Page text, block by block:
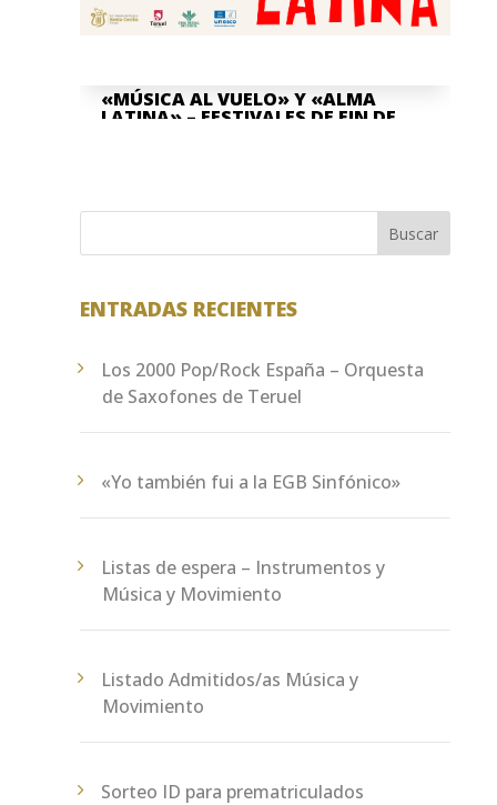
«MÚSICA AL VUELO» Y «ALMA
LATINA» – FESTIVALES DE FIN DE
Escuela Pública de Música "Antón García
Buscar
ENTRADAS RECIENTES
Los 2000 Pop/Rock España – Orquesta
de Saxofones de Teruel
«Yo también fui a la EGB Sinfónico»
Listas de espera – Instrumentos y
Música y Movimiento
Listado Admitidos/as Música y
Movimiento
Sorteo ID para prematriculados